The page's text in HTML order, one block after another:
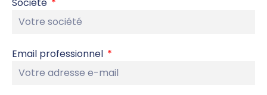
Email professionnel